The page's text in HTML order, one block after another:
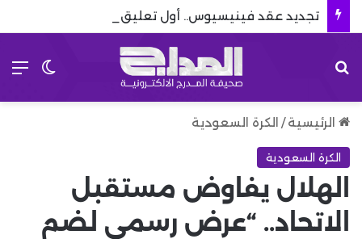
الرئيسية / الكرة السعودية
الكرة السعودية
الهلال يفاوض مستقبل
الاتحاد.. “عرض رسمي لضم